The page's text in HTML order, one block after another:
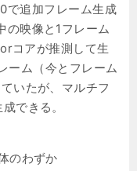
で追加フレーム生成
の映像と1フレーム
コアが推測して生
ーム（今とフレーム
いたが、マルチフ
できる。
のわずか